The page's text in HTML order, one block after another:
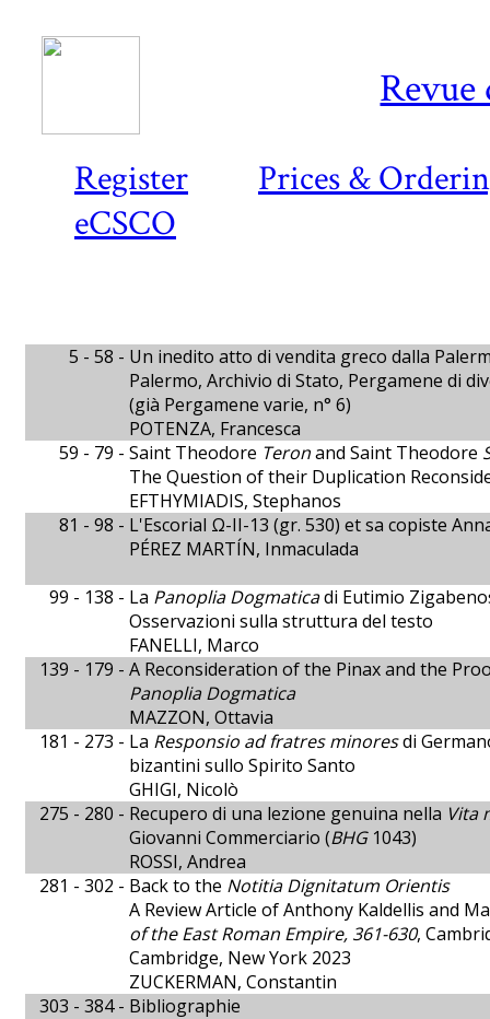
Register
Prices &
eCSCO
Revue
5 - 58 - Un inedito atto di vendita greco dalla
Palermo, Archivio di Stato, Pergamene di
(già Pergamene varie, n° 6)
POTENZA, Francesca
59 - 79 - Saint Theodore Teronand Saint Theodore
The Question of their Duplication
EFTHYMIADIS, Stephanos
81 - 98 - L'Escorial Ω-II-13 (gr. 530) et sa copiste
PÉREZ MARTÍN, Inmaculada
99 - 138 - La Panoplia Dogmaticadi Eutimio
Osservazioni sulla struttura del testo
FANELLI, Marco
139 - 179 - A Reconsideration of the Pinax and the
Panoplia Dogmatica
MAZZON, Ottavia
181 - 273 - La Responsio ad fratres minoresdi
bizantini sullo Spirito Santo
GHIGI, Nicolò
275 - 280 - Recupero di una lezione genuina nella Vita
Giovanni Commerciario (BHG1043)
ROSSI, Andrea
281 - 302 - Back to the Notitia Dignitatum Orientis
A Review Article of Anthony Kaldellis and
of the East Roman Empire, 361-630,
Cambridge, New York 2023
ZUCKERMAN, Constantin
303 - 384 - Bibliographie